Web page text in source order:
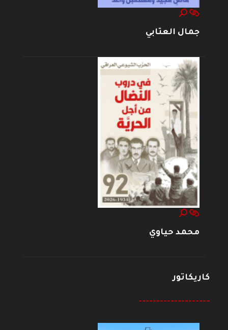
جمال العتابي
محمد حياوي
كاريكاتور
--------------------